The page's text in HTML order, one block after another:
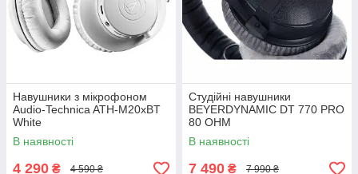
Навушники з мікрофоном
Audio-Technica ATH-M20xBT
White
В наявності
4 290 ₴ 4 590 ₴
Студійні навушники
BEYERDYNAMIC DT 770 PRO
80 OHM
В наявності
7 490 ₴ 7 990 ₴